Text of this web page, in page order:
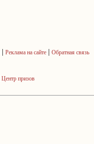
| Реклама на сайте| Обратная связь
Центр призов